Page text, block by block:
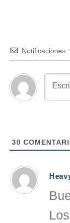
Notificaciones
30